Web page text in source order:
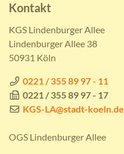
Kontakt
KGS Lindenburger Allee
Lindenburger Allee 38
50931 Köln
0221 / 355 89 97 - 11
0221 / 355 89 97 - 17
KGS-LA@stadt-koeln.de
OGS Lindenburger Allee